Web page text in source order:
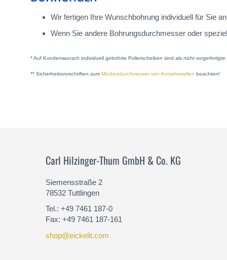
Wir fertigen Ihre Wunschbohrung individuell für Sie
Wenn Sie andere Bohrungsdurchmesser oder
* Auf Kundenwunsch individuell gebohrte Polierscheiben sind als nicht vorgefertigte
** Sicherheitsvorschriften zum Mindestdurchmesser von Antriebswellen beachten!
Carl Hilzinger-Thum GmbH & Co. KG
Siemensstraße 2
78532 Tuttlingen
Tel.: +49 7461 187-0
Fax: +49 7461 187-161
shop@eickelit.com